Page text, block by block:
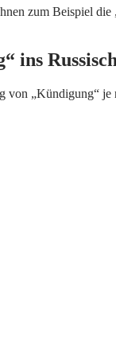
zum Beispiel
ins
von „Kündigung“ je